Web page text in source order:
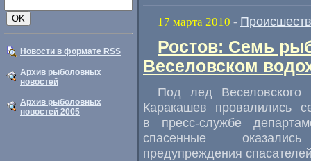
Новости в формате RSS
Архив рыболовных
новостей
Архив рыболовных
новостей 2005
17 марта 2010 -
Ростов: Семь
Веселовском
Под лед Веселовского
Каракашев провалились
в пресс-службе
спасенные
предупреждения